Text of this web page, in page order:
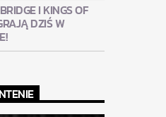
I KINGS OF
DZIŚ W